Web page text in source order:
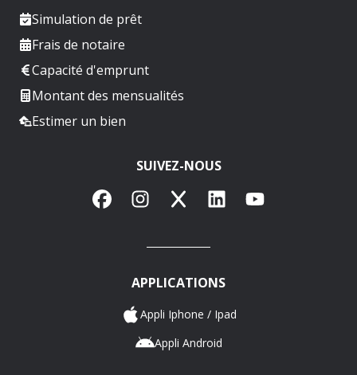
Simulation de prêt
Frais de notaire
Capacité d'emprunt
Montant des mensualités
Estimer un bien
SUIVEZ-NOUS
FacebookInstagram
X LinkedInYouTube
APPLICATIONS
Appli Iphone / Ipad
Appli Android